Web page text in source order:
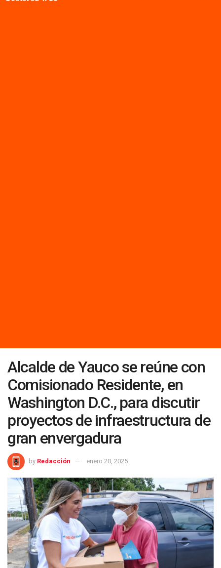
Alcalde de Yauco se reúne con
Comisionado Residente, en
Washington D.C., para discutir
proyectos de infraestructura de
gran envergadura
by Redacción enero 20, 2025